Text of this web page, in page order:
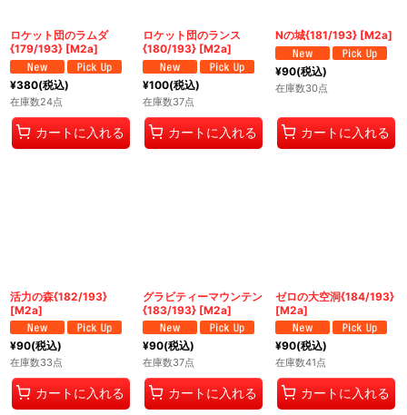
ロケット団のラムダ
{179/193} [M2a]
¥380(税込)
在庫数24点
カートに入れる
ロケット団のランス
{180/193} [M2a]
¥100(税込)
在庫数37点
カートに入れる
Nの城{181/193} [M2a]
¥90(税込)
在庫数30点
カートに入れる
活力の森{182/193}
[M2a]
¥90(税込)
在庫数33点
カートに入れる
グラビティーマウンテン
{183/193} [M2a]
¥90(税込)
在庫数37点
カートに入れる
ゼロの大空洞{184/193}
[M2a]
¥90(税込)
在庫数41点
カートに入れる